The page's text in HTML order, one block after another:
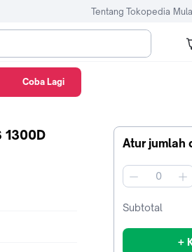
Tentang Tokopedia
Atur jumlah
jumlah
Subtotal
+
1300D
Coba Lagi